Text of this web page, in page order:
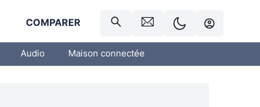
COMPARER
Audio Maison connectée